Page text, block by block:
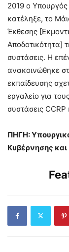
2019 ο
κατέληξε, το
Έκθεσης
Αποδοτικότητα]
συστάσεις. Η
ανακοινώθηκε
εκπαίδευσης
εργαλείο για
συστάσεις CCRP
ΠΗΓΗ:
Κυβέρνησης